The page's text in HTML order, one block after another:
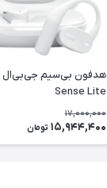
هدفون بی‌سیم
Sense Lite
17,000,000
15,944,400 تومان